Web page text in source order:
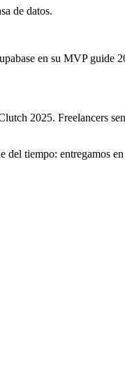
de datos.
en su MVP guide
2025. Freelancers
tiempo: entregamos